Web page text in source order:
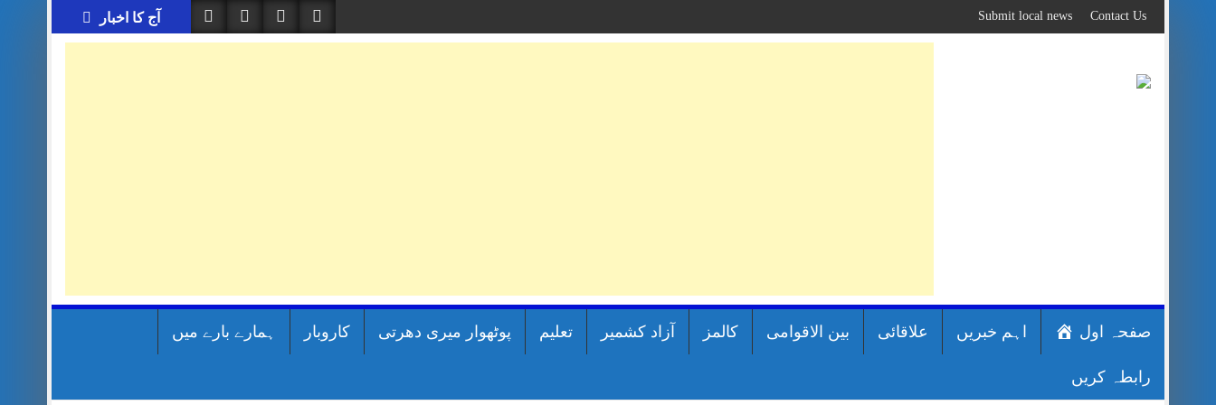
to
content
آج کا اخبار Contact Us
Submit local news
صفحہ اول اہم خبریں علاقائی بین الاقوامی کالمز آزاد کشمیر تعلیم پوٹھوار میری دھرتی کاروبار ہمارے بارے میں
رابطہ کریں